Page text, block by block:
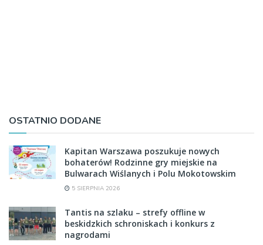
OSTATNIO DODANE
Kapitan Warszawa poszukuje nowych
bohaterów! Rodzinne gry miejskie na
Bulwarach Wiślanych i Polu Mokotowskim
5 SIERPNIA 2026
Tantis na szlaku – strefy offline w
beskidzkich schroniskach i konkurs z
nagrodami